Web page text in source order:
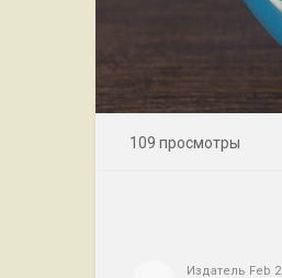
109 просмотры
Издатель Feb